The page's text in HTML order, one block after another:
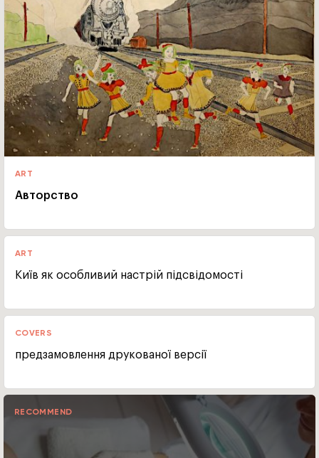
ART
Авторство
ART
Київ як особливий настрій підсвідомості
COVERS
предзамовлення друкованої версії
RECOMMEND